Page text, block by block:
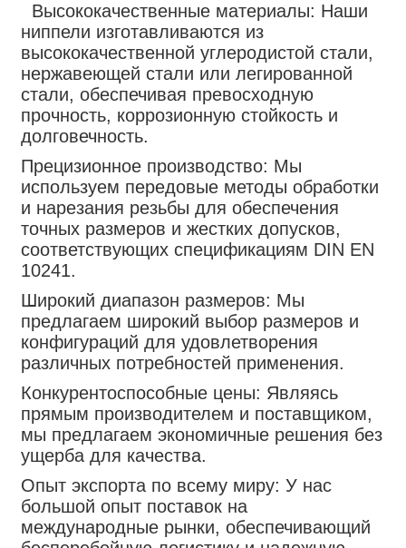
Высококачественные материалы: Наши
ниппели изготавливаются из
высококачественной углеродистой стали,
нержавеющей стали или легированной
стали, обеспечивая превосходную
прочность, коррозионную стойкость и
долговечность.
Прецизионное производство: Мы
используем передовые методы обработки
и нарезания резьбы для обеспечения
точных размеров и жестких допусков,
соответствующих спецификациям DIN EN
10241.
Широкий диапазон размеров: Мы
предлагаем широкий выбор размеров и
конфигураций для удовлетворения
различных потребностей применения.
Конкурентоспособные цены: Являясь
прямым производителем и поставщиком,
мы предлагаем экономичные решения без
ущерба для качества.
Опыт экспорта по всему миру: У нас
большой опыт поставок на
международные рынки, обеспечивающий